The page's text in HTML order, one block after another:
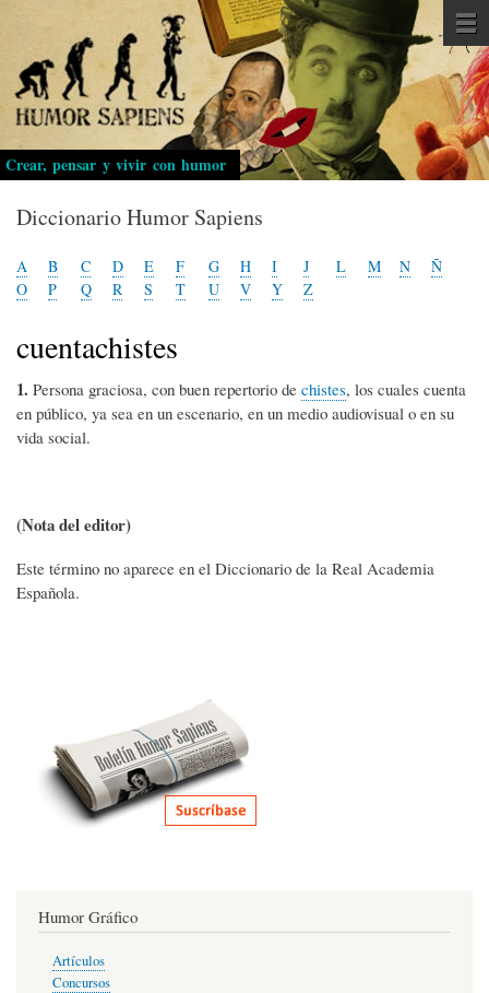
Pasar
al
contenido
principal
Crear, pensar y vivir con humor
Diccionario Humor Sapiens
A B C D E F G H I J L M N
Ñ
O
P Q R S T U V Y Z
cuentachistes
1. Persona graciosa, con buen repertorio de chistes, los cuales cuenta
en público, ya sea en un escenario, en un medio audiovisual o en su
vida social.
(Nota del editor)
Este término no aparece en el Diccionario de la Real Academia
Española.
Humor Gráfico
Artículos
Concursos